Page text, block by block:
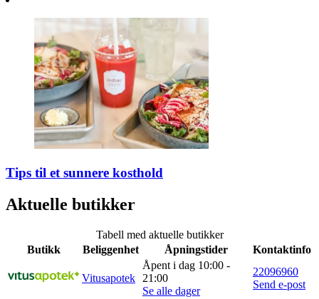
Tips til et sunnere kosthold
Aktuelle butikker
Tabell med aktuelle butikker
Butikk
Beliggenhet Åpningstider Kontaktinfo
Vitusapotek
Åpent i dag 10:00 -
21:00
Se alle dager
22096960
Send e-post